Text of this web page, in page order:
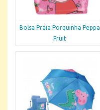
Bolsa Praia Porquinha Peppa
Fruit